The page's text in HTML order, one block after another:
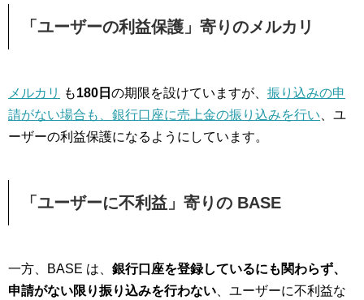
「ユーザーの利益保護」寄りのメルカリ
メルカリ も180日 の期限を設けていますが、 振り込みの申
請がない場合も、銀行口座に売上金の振り込みを行い 、ユ
ーザーの利益保護になるようにしています。
「ユーザーに不利益」寄りの BASE
一方、BASE は、 銀行口座を登録しているにも関わらず、
申請がない限り振り込みを行わない 、ユーザーに不利益な